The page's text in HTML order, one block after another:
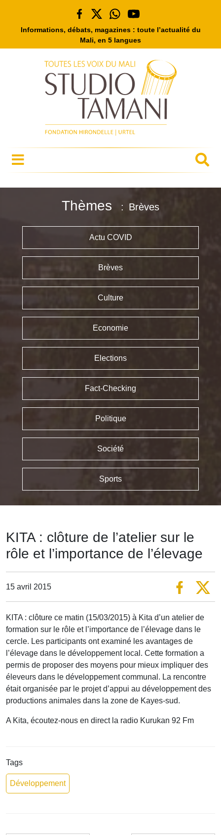
Informations, débats, magazines : toute l’actualité du
Mali, en 5 langues
Thèmes Brèves
Actu COVID
Brèves
Culture
Economie
Elections
Fact-Checking
Politique
Société
Sports
KITA : clôture de l’atelier sur le
rôle et l’importance de l’élevage
15 avril 2015
KITA : clôture ce matin (15/03/2015) à Kita d’un atelier de
formation sur le rôle et l’importance de l’élevage dans le
cercle. Les participants ont examiné les avantages de
l’élevage dans le développement local. Cette formation a
permis de proposer des moyens pour mieux impliquer des
éleveurs dans le développement communal. La rencontre
était organisée par le projet d’appui au développement des
productions animales dans la zone de Kayes-sud.
A Kita, écoutez-nous en direct la radio Kurukan 92 Fm
Tags
Développement